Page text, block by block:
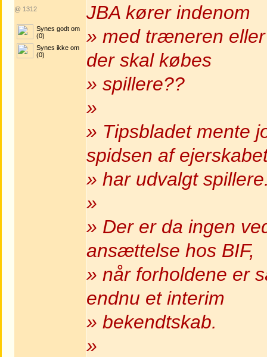
@ 1312
Synes godt om
(0)
Synes ikke om
(0)
JBA kører indenom
» med træneren
der skal købes
» spillere??
»
» Tipsbladet mente
spidsen af
» har udvalgt
»
» Der er da ingen
ansættelse hos BIF,
» når forholdene er
endnu et interim
» bekendtskab.
»